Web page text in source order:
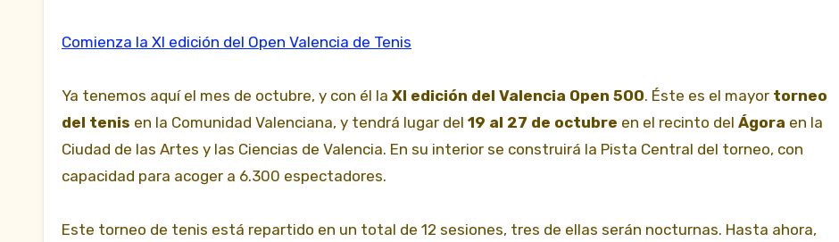
Comienza la XI edición del Open Valencia de Tenis
Ya tenemos aquí el mes de octubre, y con él la XI edición del Valencia Open 500. Éste es el mayor torneo
del tenis en la Comunidad Valenciana, y tendrá lugar del 19 al 27 de octubre en el recinto del Ágora en la
Ciudad de las Artes y las Ciencias de Valencia. En su interior se construirá la Pista Central del torneo, con
capacidad para acoger a 6.300 espectadores.
Este torneo de tenis está repartido en un total de 12 sesiones, tres de ellas serán nocturnas. Hasta ahora,